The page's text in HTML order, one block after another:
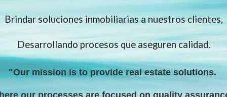
Brindar soluciones inmobiliarias a nuestros clientes,
Desarrollando procesos que aseguren calidad.
"Our mission is to provide real estate solutions.
our processes are focused on quality